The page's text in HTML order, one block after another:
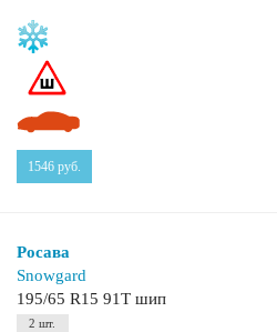
1546 руб.
Росава
Snowgard
195/65 R15 91T шип
2 шт.